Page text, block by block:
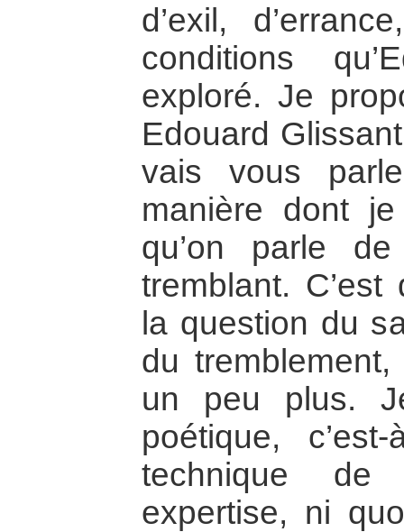
d’exil,
conditions
exploré. Je
Edouard
vais vous
manière dont
qu’on parle
tremblant. C’est
la question du
du
un peu plus.
poétique,
technique
expertise, ni